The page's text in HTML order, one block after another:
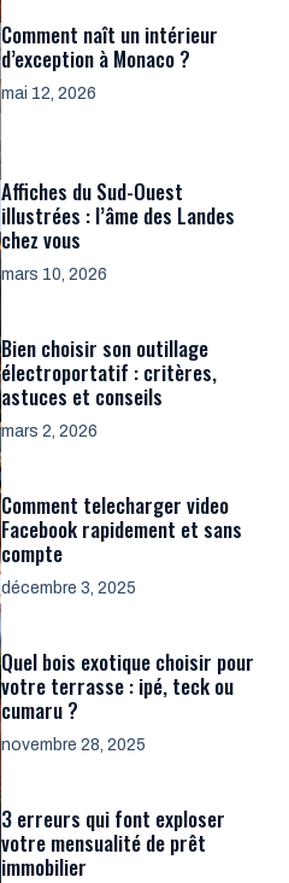
Comment naît un intérieur
d’exception à Monaco ?
mai 12, 2026
Affiches du Sud-Ouest
illustrées : l’âme des Landes
chez vous
mars 10, 2026
Bien choisir son outillage
électroportatif : critères,
astuces et conseils
mars 2, 2026
Comment telecharger video
Facebook rapidement et sans
compte
décembre 3, 2025
Quel bois exotique choisir pour
votre terrasse : ipé, teck ou
cumaru ?
novembre 28, 2025
3 erreurs qui font exploser
votre mensualité de prêt
immobilier